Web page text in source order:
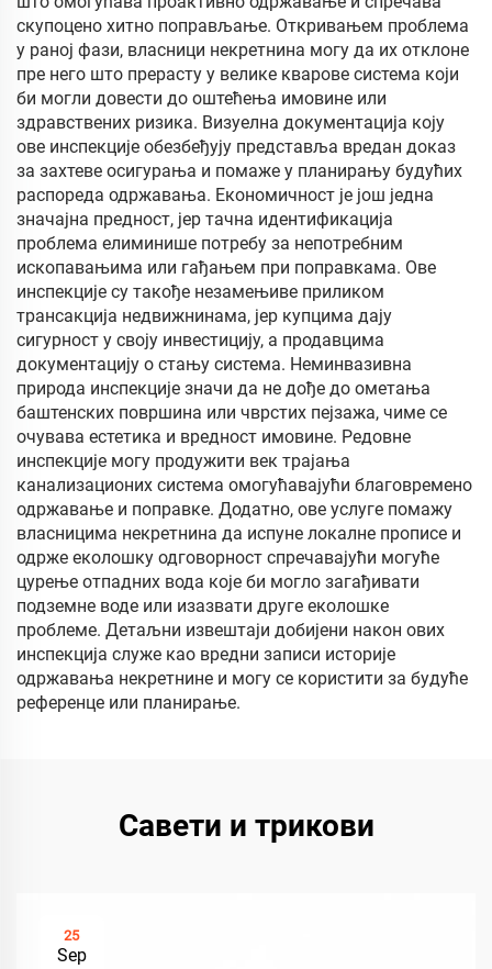
скупоцено хитно поправљање. Откривањем проблема
у раној фази, власници некретнина могу да их отклоне
пре него што прерасту у велике кварове система који
би могли довести до оштећења имовине или
здравствених ризика. Визуелна документација коју
ове инспекције обезбеђују представља вредан доказ
за захтеве осигурања и помаже у планирању будућих
распореда одржавања. Економичност је још једна
значајна предност, јер тачна идентификација
проблема елиминише потребу за непотребним
ископавањима или гађањем при поправкама. Ове
инспекције су такође незамењиве приликом
трансакција недвижнинама, јер купцима дају
сигурност у своју инвестицију, а продавцима
документацију о стању система. Неминвазивна
природа инспекције значи да не дође до ометања
баштенских површина или чврстих пејзажа, чиме се
очувава естетика и вредност имовине. Редовне
инспекције могу продужити век трајања
канализационих система омогућавајући благовремено
одржавање и поправке. Додатно, ове услуге помажу
власницима некретнина да испуне локалне прописе и
одрже еколошку одговорност спречавајући могуће
цурење отпадних вода које би могло загађивати
подземне воде или изазвати друге еколошке
проблеме. Детаљни извештаји добијени након ових
инспекција служе као вредни записи историје
одржавања некретнине и могу се користити за будуће
референце или планирање.
Савети и трикови
25
Sep